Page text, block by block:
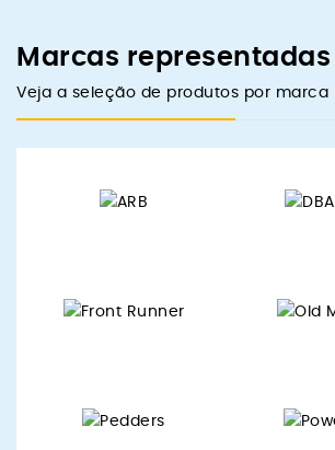
Marcas representadas
Veja a seleção de produtos por marca